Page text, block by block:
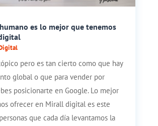
es lo mejor que tenemos
pero es tan cierto como que hay
global o que para vender por
posicionarte en Google. Lo mejor
ofrecer en Mirall digital es este
que cada día levantamos la